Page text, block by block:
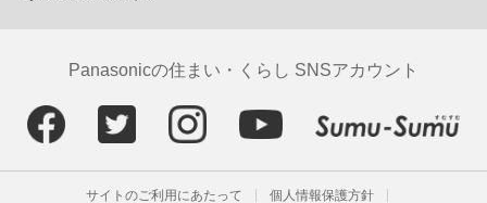
Panasonicの住まい・くらし SNSアカウント
サイトのご利用にあたって 個人情報保護方針